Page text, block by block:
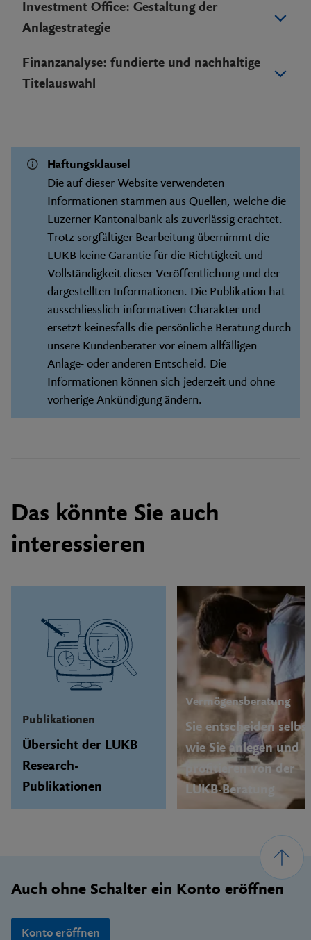
Investment Office: Gestaltung der
Anlagestrategie
Finanzanalyse: fundierte und nachhaltige
Titelauswahl
Haftungsklausel
Die auf dieser Website verwendeten
Informationen stammen aus Quellen, welche die
Luzerner Kantonalbank als zuverlässig erachtet.
Trotz sorgfältiger Bearbeitung übernimmt die
LUKB keine Garantie für die Richtigkeit und
Vollständigkeit dieser Veröffentlichung und der
dargestellten Informationen. Die Publikation hat
ausschliesslich informativen Charakter und
ersetzt keinesfalls die persönliche Beratung durch
unsere Kundenberater vor einem allfälligen
Anlage- oder anderen Entscheid. Die
Informationen können sich jederzeit und ohne
vorherige Ankündigung ändern.
Das könnte Sie auch
interessieren
Publikationen
Übersicht der LUKB
Research-
Publikationen
Vermögensberatung
Sie entscheiden
wie Sie anlegen und
profitieren von der
LUKB-Beratung
Auch ohne Schalter ein Konto eröffnen
Konto eröffnen